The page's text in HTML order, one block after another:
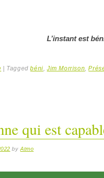
L’instant est
| Taggedbéni ,Jim Morrison ,
qui est
by Atmo